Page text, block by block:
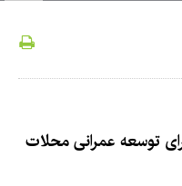
برای توسعه عمرانی محلات